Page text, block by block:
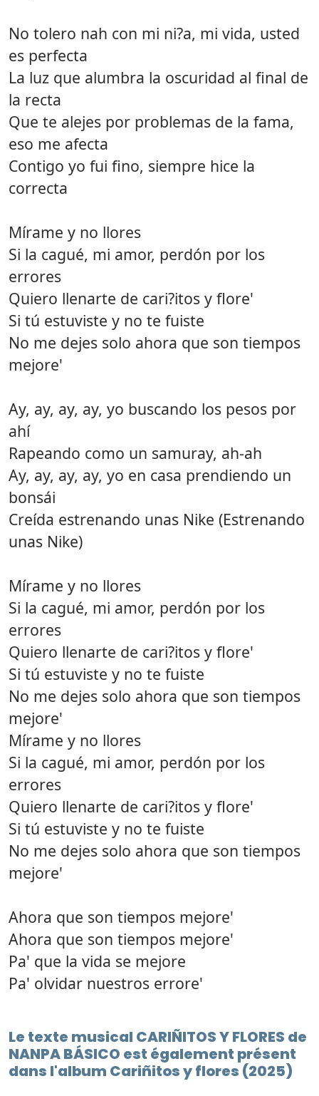
No tolero nah con mi ni?a, mi vida, usted
es perfecta
La luz que alumbra la oscuridad al final de
la recta
Que te alejes por problemas de la fama,
eso me afecta
Contigo yo fui fino, siempre hice la
correcta
Mírame y no llores
Si la cagué, mi amor, perdón por los
errores
Quiero llenarte de cari?itos y flore'
Si tú estuviste y no te fuiste
No me dejes solo ahora que son tiempos
mejore'
Ay, ay, ay, ay, yo buscando los pesos por
ahí
Rapeando como un samuray, ah-ah
Ay, ay, ay, ay, yo en casa prendiendo un
bonsái
Creída estrenando unas Nike (Estrenando
unas Nike)
Mírame y no llores
Si la cagué, mi amor, perdón por los
errores
Quiero llenarte de cari?itos y flore'
Si tú estuviste y no te fuiste
No me dejes solo ahora que son tiempos
mejore'
Mírame y no llores
Si la cagué, mi amor, perdón por los
errores
Quiero llenarte de cari?itos y flore'
Si tú estuviste y no te fuiste
No me dejes solo ahora que son tiempos
mejore'
Ahora que son tiempos mejore'
Ahora que son tiempos mejore'
Pa' que la vida se mejore
Pa' olvidar nuestros errore'
Le texte musical CARIÑITOS Y FLORES de
NANPA BÁSICO est également présent
dans l'album Cariñitos y flores (2025)